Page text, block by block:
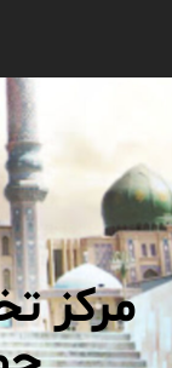
مرکز